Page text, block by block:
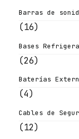
Barras de
(16)
Bases
(26)
Baterías
(4)
Cables de
(12)